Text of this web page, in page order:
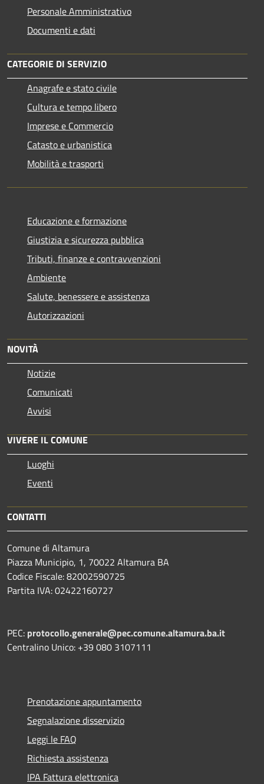
Personale Amministrativo
Documenti e dati
CATEGORIE DI SERVIZIO
Anagrafe e stato civile
Cultura e tempo libero
Imprese e Commercio
Catasto e urbanistica
Mobilità e trasporti
Educazione e formazione
Giustizia e sicurezza pubblica
Tributi, finanze e contravvenzioni
Ambiente
Salute, benessere e assistenza
Autorizzazioni
NOVITÀ
Notizie
Comunicati
Avvisi
VIVERE IL COMUNE
Luoghi
Eventi
CONTATTI
Comune di Altamura
Piazza Municipio, 1, 70022 Altamura BA
Codice Fiscale: 82002590725
Partita IVA: 02422160727
PEC: protocollo.generale@pec.comune.altamura.ba.it
Centralino Unico: +39 080 3107111
Prenotazione appuntamento
Segnalazione disservizio
Leggi le FAQ
Richiesta assistenza
IPA Fattura elettronica